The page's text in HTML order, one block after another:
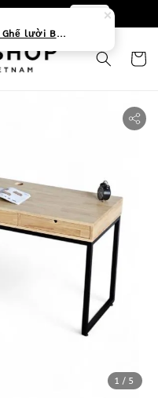
tôi
1 /5
Tekkashop HDGD200 Ghế lười Beanbag form truyền thống, chất liệu Olefin canvas kháng nước, màu xanh biển, có thể sử dụng trong nhà và cả ngoài trời, có quai xách